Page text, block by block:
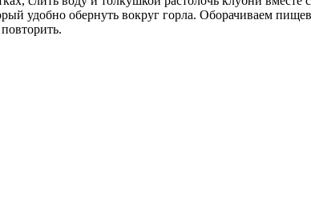
удобно обернуть вокруг горла. Оборачиваем